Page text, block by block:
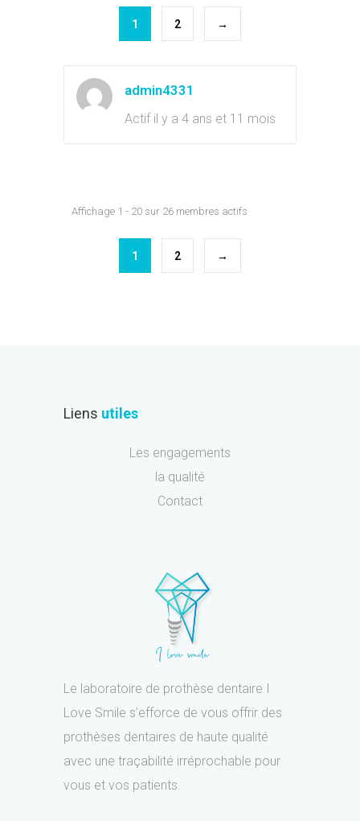
1 2 →
admin4331
Actif il y a 4 ans et 11 mois
Affichage 1 - 20 sur 26 membres actifs
1 2 →
Liens utiles
Les engagements
la qualité
Contact
Le laboratoire de prothèse dentaire I
Love Smile s’efforce de vous offrir des
prothèses dentaires de haute qualité
avec une traçabilité irréprochable pour
vous et vos patients.